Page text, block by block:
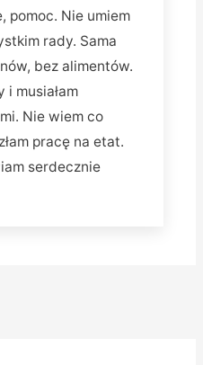
pomoc. Nie umiem
rady. Sama
bez alimentów.
i musiałam
Nie wiem co
pracę na etat.
serdecznie